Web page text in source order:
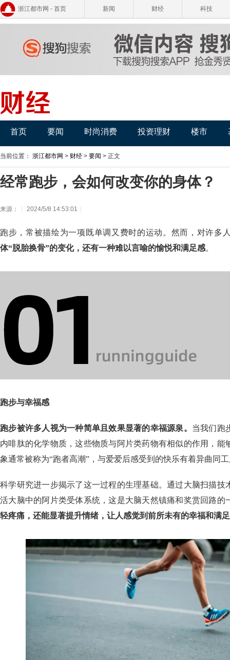
浙江都市网 - 首页 新闻 财经 科技
首页 要闻 时尚消费 投资理财 楼市
当前位置： 浙江都市网 > 财经 > 要闻 > 正文
经常跑步，会如何改变你的身体？
来源： 2024/5/8 14:53:01
跑步，常被描绘为一项既单调又费时的运动。然而，对许多
体“脱胎换骨”的变化，还有一种难以言喻的愉悦和满足感。
跑步与幸福感
跑步被许多人视为一种简单且效果显著的幸福源泉。 当我们跑
内啡肽的化学物质，这些物质与阿片类药物有相似的作用，能
象通常被称为“跑者高潮”，与爱爱后感受到的快乐有着异曲同
科学研究进一步揭示了这一过程的生理基础。通过大脑扫描技
活大脑中的阿片类受体系统，这是大脑天然镇痛和奖赏回路的
轻疼痛，还能显著提升情绪，让人感觉到前所未有的幸福和满